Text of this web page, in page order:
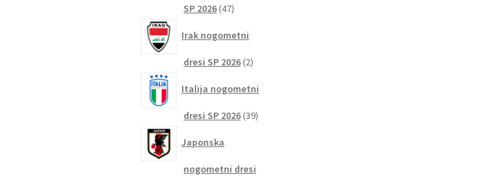
SP 2026 4747
Irak nogometni
dresi SP 2026 22
Italija nogometni
dresi SP 2026 3939
Japonska
nogometni dresi